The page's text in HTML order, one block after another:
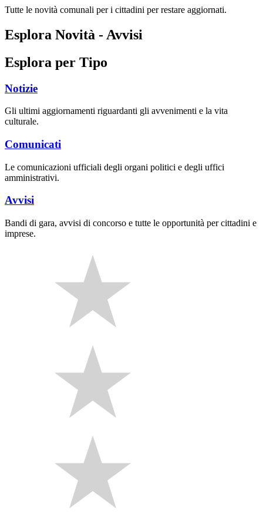
Tutte le novità comunali per i cittadini per restare aggiornati.
Esplora Novità - Avvisi
Esplora per Tipo
Notizie
Gli ultimi aggiornamenti riguardanti gli avvenimenti e la vita
culturale.
Comunicati
Le comunicazioni ufficiali degli organi politici e degli uffici
amministrativi.
Avvisi
Bandi di gara, avvisi di concorso e tutte le opportunità per cittadini e
imprese.